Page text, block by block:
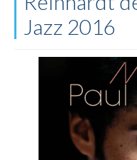
Jazz 2016